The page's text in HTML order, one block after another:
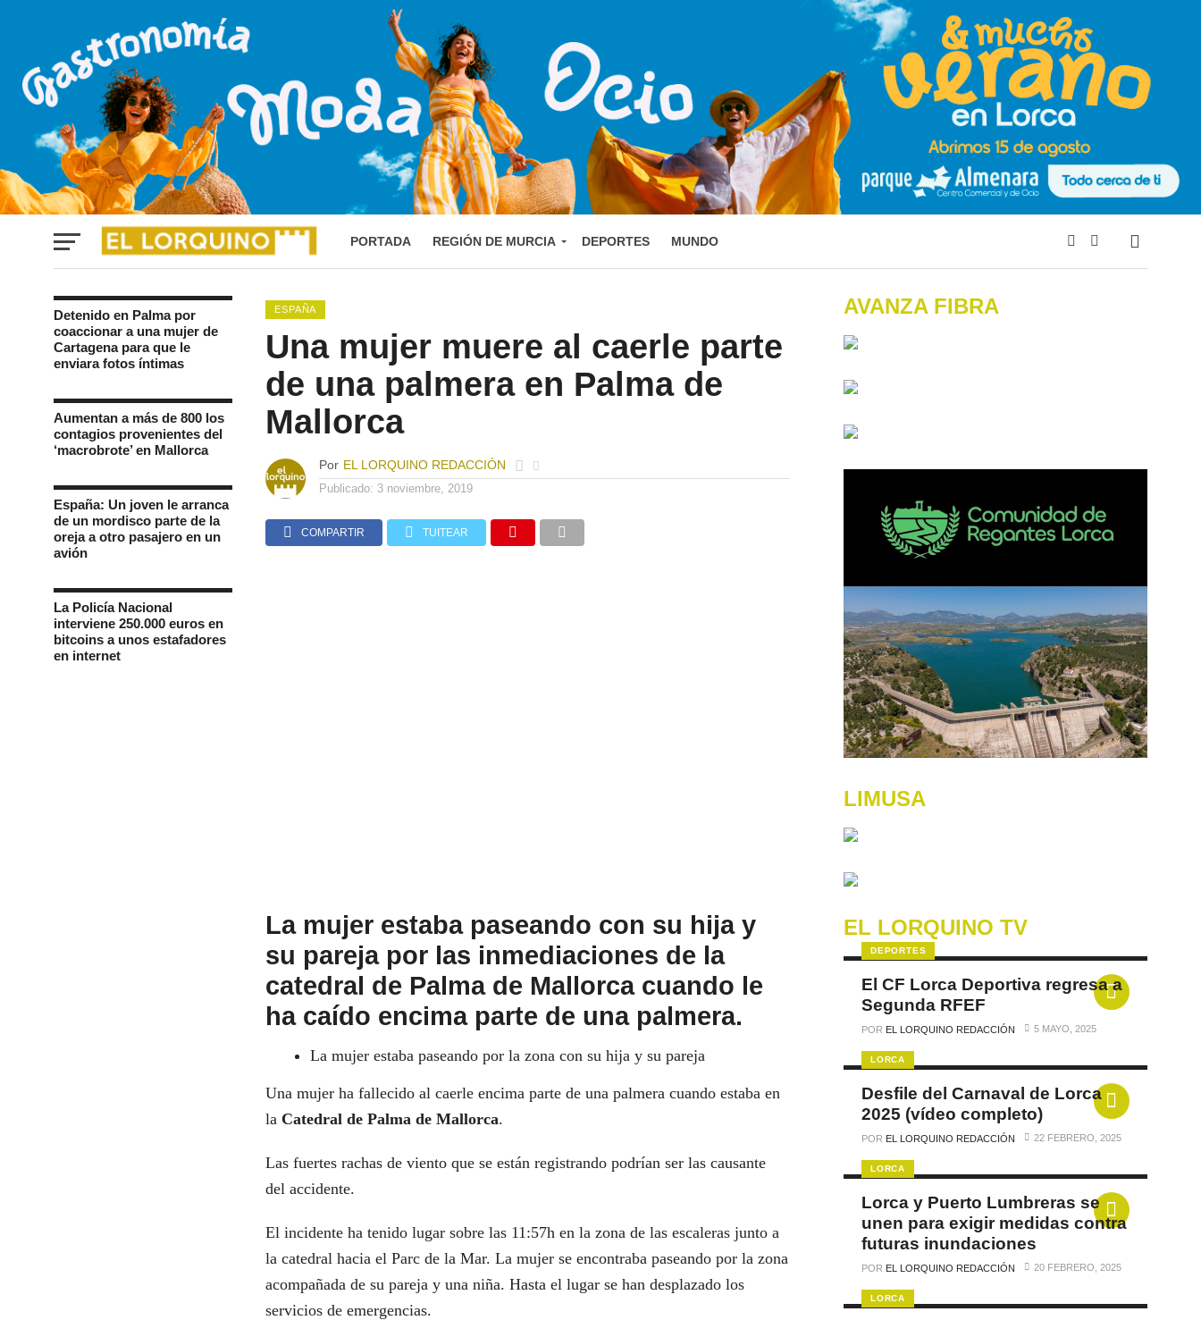
PORTADA REGIÓN DE MURCIA DEPORTES MUNDO
Detenido en Palma por
coaccionar a una mujer de
Cartagena para que le
enviara fotos íntimas
Aumentan a más de 800 los
contagios provenientes del
‘macrobrote’ en Mallorca
España: Un joven le arranca
de un mordisco parte de la
oreja a otro pasajero en un
avión
La Policía Nacional
interviene 250.000 euros en
bitcoins a unos estafadores
en internet
ESPAÑA
Una mujer muere al caerle parte
de una palmera en Palma de
Mallorca
Por EL LORQUINO REDACCIÓN
Publicado: 3 noviembre, 2019
COMPARTIR TUITEAR
La mujer estaba paseando con su hija y
su pareja por las inmediaciones de la
catedral de Palma de Mallorca cuando le
ha caído encima parte de una palmera.
La mujer estaba paseando por la zona con su hija y su pareja
Una mujer ha fallecido al caerle encima parte de una palmera cuando estaba en
la Catedral de Palma de Mallorca.
Las fuertes rachas de viento que se están registrando podrían ser las causante
del accidente.
El incidente ha tenido lugar sobre las 11:57h en la zona de las escaleras junto a
la catedral hacia el Parc de la Mar. La mujer se encontraba paseando por la zona
acompañada de su pareja y una niña. Hasta el lugar se han desplazado los
servicios de emergencias.
AVANZA FIBRA
LIMUSA
EL LORQUINO TV
DEPORTES
El CF Lorca Deportiva regresa a
Segunda RFEF
POR EL LORQUINO REDACCIÓN 5 MAYO, 2025
LORCA
Desfile del Carnaval de Lorca
2025 (vídeo completo)
POR EL LORQUINO REDACCIÓN 22 FEBRERO, 2025
LORCA
Lorca y Puerto Lumbreras se
unen para exigir medidas contra
futuras inundaciones
POR EL LORQUINO REDACCIÓN 20 FEBRERO, 2025
LORCA